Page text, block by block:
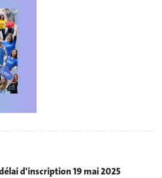
d'inscription 19 mai 2025